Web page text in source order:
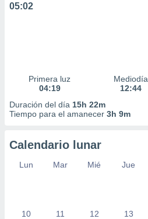
05:02
Primera luz
04:19
Mediodía
12:44
Duración del día 15h 22m
Tiempo para el amanecer 3h 9m
Calendario lunar
Lun Mar Mié Jue
10 11 12 13